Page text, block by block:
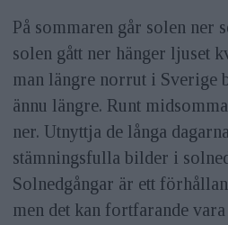
På sommaren går solen ner
solen gått ner hänger ljuset
man längre norrut i Sverige
ännu längre. Runt
ner. Utnyttja de långa
stämningsfulla bilder i
Solnedgångar är ett
men det kan fortfarande